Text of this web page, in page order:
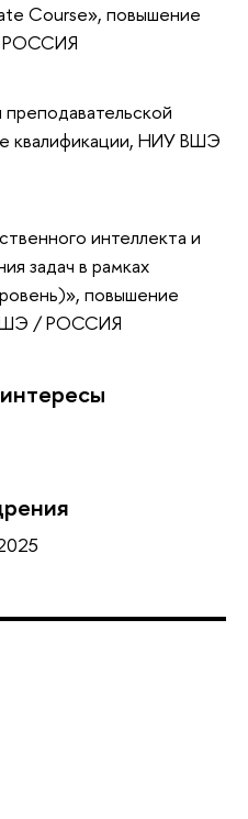
Course», повышение
квалификации, НИУ ВШЭ
интеллекта и
задач в рамках
, повышение
/ РОССИЯ